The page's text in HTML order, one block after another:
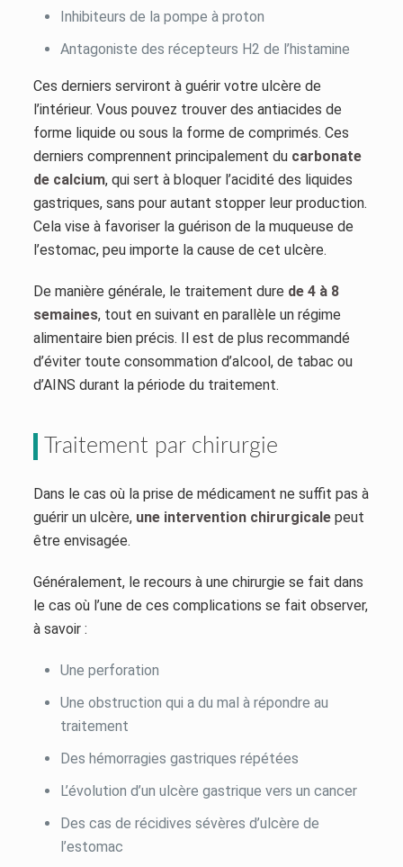
Inhibiteurs de la pompe à proton
Antagoniste des récepteurs H2 de l’histamine
Ces derniers serviront à guérir votre ulcère de
l’intérieur. Vous pouvez trouver des antiacides de
forme liquide ou sous la forme de comprimés. Ces
derniers comprennent principalement du carbonate
de calcium, qui sert à bloquer l’acidité des liquides
gastriques, sans pour autant stopper leur production.
Cela vise à favoriser la guérison de la muqueuse de
l’estomac, peu importe la cause de cet ulcère.
De manière générale, le traitement dure de 4 à 8
semaines, tout en suivant en parallèle un régime
alimentaire bien précis. Il est de plus recommandé
d’éviter toute consommation d’alcool, de tabac ou
d’AINS durant la période du traitement.
Traitement par chirurgie
Dans le cas où la prise de médicament ne suffit pas à
guérir un ulcère, une intervention chirurgicalepeut
être envisagée.
Généralement, le recours à une chirurgie se fait dans
le cas où l’une de ces complications se fait observer,
à savoir :
Une perforation
Une obstruction qui a du mal à répondre au
traitement
Des hémorragies gastriques répétées
L’évolution d’un ulcère gastrique vers un cancer
Des cas de récidives sévères d’ulcère de
l’estomac